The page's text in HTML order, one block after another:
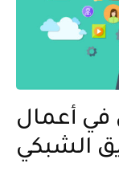
في أعمال
الشبكي